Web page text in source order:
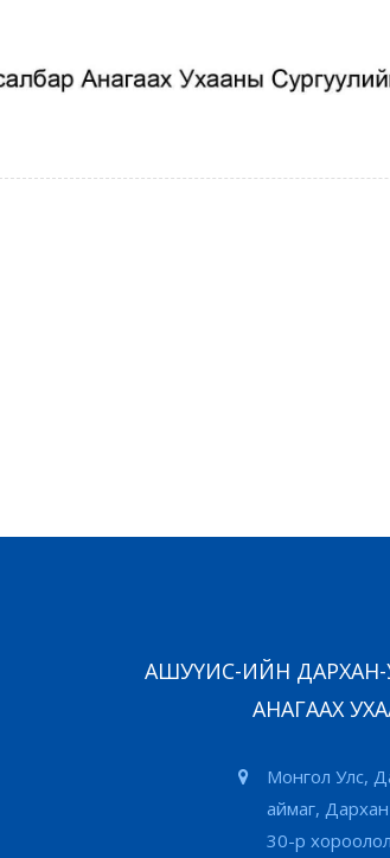
АШУҮИС-ИЙН ДАРХАН-
АНАГААХ
Монгол Улс,
аймаг,
30-р